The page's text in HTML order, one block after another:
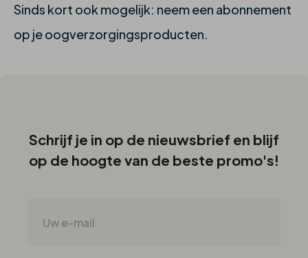
Sinds kort ook mogelijk: neem een abonnement
op je oogverzorgingsproducten.
Schrijf je in op de nieuwsbrief en blijf
op de hoogte van de beste promo's!